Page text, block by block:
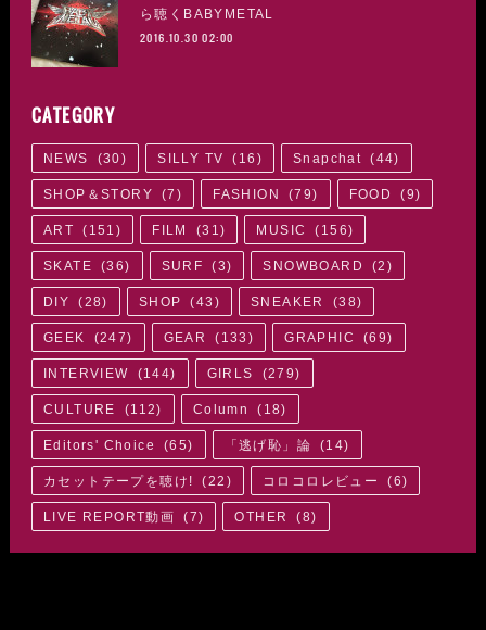
ら聴くBABYMETAL
2016.10.30 02:00
CATEGORY
NEWS (30) SILLY TV ( 16 ) Snapchat (44)
SHOP＆STORY (7 ) FASHION (79) FOOD (9)
ART ( 151 ) FILM (31 ) MUSIC ( 156)
SKATE (36) SURF (3) SNOWBOARD (2 )
DIY (28) SHOP (43 ) SNEAKER (38)
GEEK (247) GEAR ( 133 ) GRAPHIC (69)
INTERVIEW (144) GIRLS (279)
CULTURE (112) Column ( 18)
Editors' Choice (65) 「逃げ恥」論 (14)
カセットテープを聴け! (22 ) コロコロレビュー (6)
LIVE REPORT動画 (7) OTHER (8)